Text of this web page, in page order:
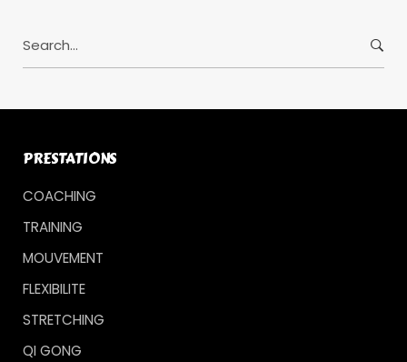
e
f
o
:
PRESTATIONS
COACHING
TRAINING
MOUVEMENT
FLEXIBILITE
STRETCHING
QI GONG